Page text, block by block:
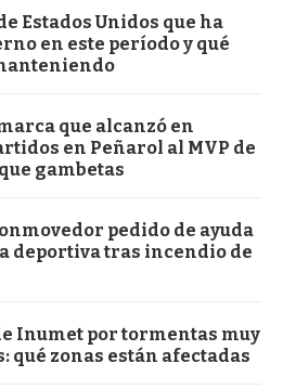
Estados Unidos que ha
en este período y qué
que alcanzó en
en Peñarol al MVP de
gambetas
pedido de ayuda
deportiva tras incendio de
Inumet por tormentas muy
qué zonas están afectadas